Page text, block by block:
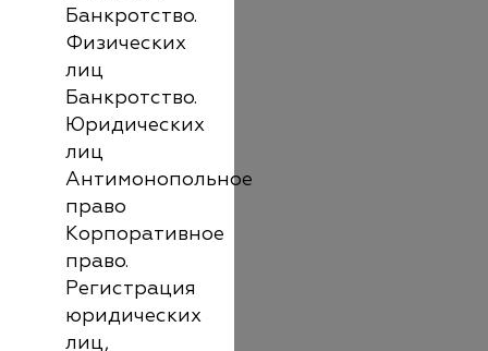
Банкротство.
Физических
лиц
Банкротство.
Юридических
лиц
Антимонопольное
право
Корпоративное
право.
Регистрация
юридических
лиц,